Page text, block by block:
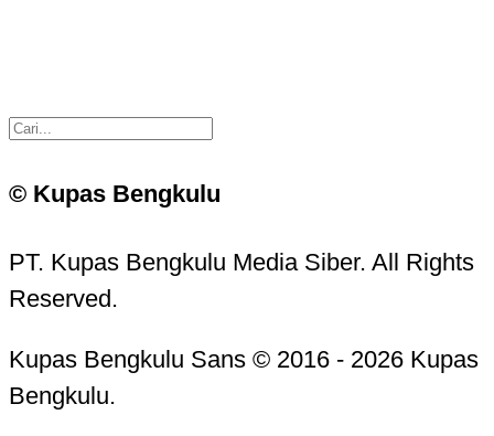
© Kupas Bengkulu
PT. Kupas Bengkulu Media Siber. All Rights
Reserved.
Kupas Bengkulu Sans © 2016 - 2026 Kupas
Bengkulu.